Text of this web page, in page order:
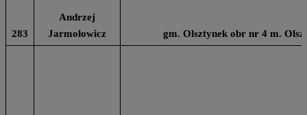
283
Andrzej
Jarmołowicz
gm. Olsztynek obr nr 4 m.